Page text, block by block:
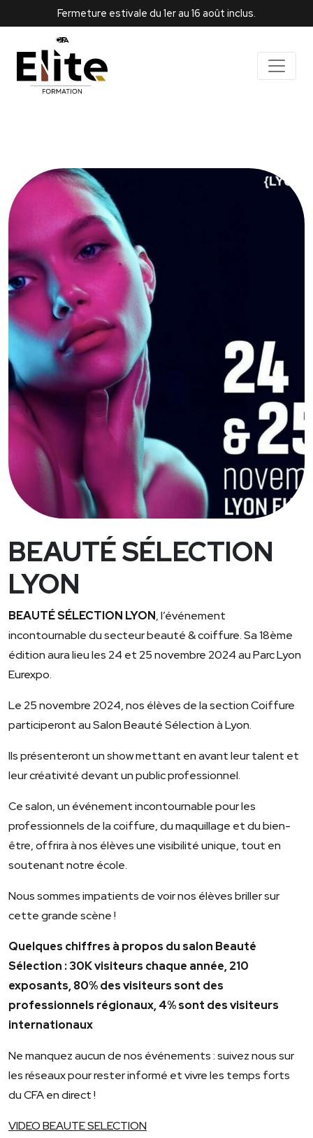
Fermeture estivale du 1er au 16 août inclus.
BEAUTÉ SÉLECTION
LYON
BEAUTÉ SÉLECTION LYON, l’événement
incontournable du secteur beauté & coiffure. Sa 18ème
édition aura lieu les 24 et 25 novembre 2024 au Parc Lyon
Eurexpo.
Le 25 novembre 2024, nos élèves de la section Coiffure
participeront au Salon Beauté Sélection à Lyon.
Ils présenteront un show mettant en avant leur talent et
leur créativité devant un public professionnel.
Ce salon, un événement incontournable pour les
professionnels de la coiffure, du maquillage et du bien-
être, offrira à nos élèves une visibilité unique, tout en
soutenant notre école.
Nous sommes impatients de voir nos élèves briller sur
cette grande scène !
Quelques chiffres à propos du salon Beauté
Sélection : 30K visiteurs chaque année, 210
exposants, 80% des visiteurs sont des
professionnels régionaux, 4% sont des visiteurs
internationaux
Ne manquez aucun de nos événements : suivez nous sur
les réseaux pour rester informé et vivre les temps forts
du CFA en direct !
VIDEO BEAUTE SELECTION